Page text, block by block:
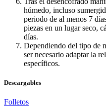
húmedo, incluso
periodo de al menos 7
piezas en un lugar seco,
días.
Dependiendo del tipo de
ser necesario adaptar la
específicos.
Descargables
Folletos